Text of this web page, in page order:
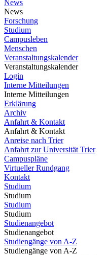
News
News
Forschung
Studium
Campusleben
Menschen
Veranstaltungskalender
Veranstaltungskalender
Login
Interne Mitteilungen
Interne Mitteilungen
Erklärung
Archiv
Anfahrt & Kontakt
Anfahrt & Kontakt
Anreise nach Trier
Anfahrt zur Universität Trier
Campuspläne
Virtueller Rundgang
Kontakt
Studium
Studium
Studium
Studium
Studienangebot
Studienangebot
Studiengänge von A-Z
Studiengänge von A-Z